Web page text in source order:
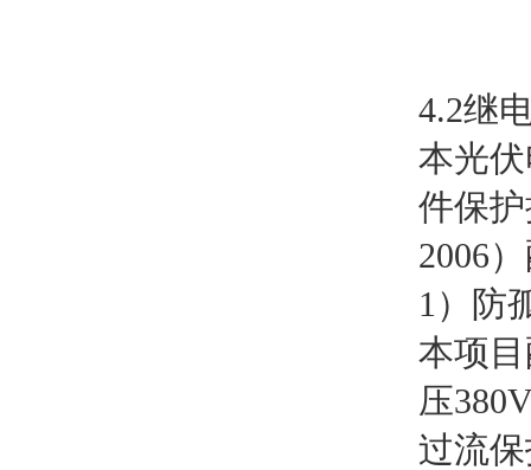
4.2继
本光
件保
2006
1）防
本项
压
过流